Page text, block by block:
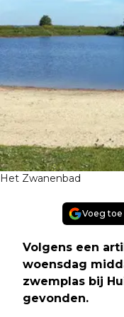
Het Zwanenbad
Voeg toe
Volgens een
woensdag
zwemplas bij
gevonden.